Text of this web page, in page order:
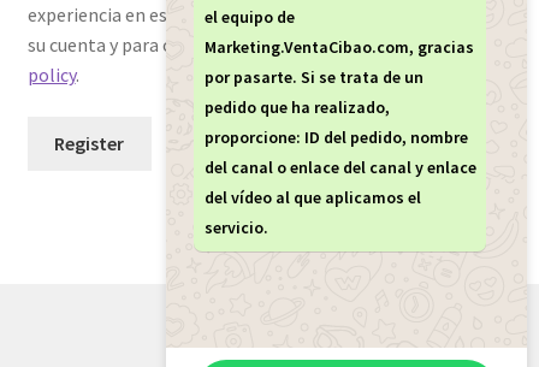
Preguntas Mas Frecuentes PMF — FAQs
Productos
Sulgeli
Terminos Y Condiciones
experiencia en este sitio web, para administrar el acceso a
su cuenta y para otros fines descritos en nuestraprivacy
policy.
Register
el equipo de
Marketing.VentaCibao.com, gracias
por pasarte. Si se trata de un
pedido que ha realizado,
proporcione: ID del pedido, nombre
del canal o enlace del canal y enlace
del vídeo al que aplicamos el
servicio.